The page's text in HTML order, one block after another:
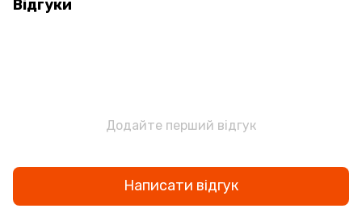
Відгуки
Додайте перший відгук
Написати відгук